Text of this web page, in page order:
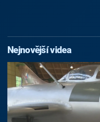
Nejnovější videa